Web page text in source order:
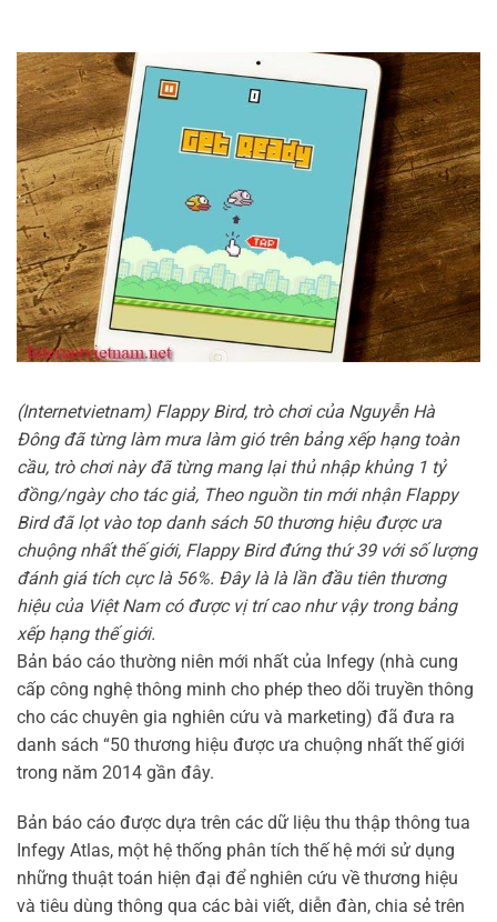
(Internetvietnam) Flappy Bird, trò chơi của Nguyễn Hà
Đông đã từng làm mưa làm gió trên bảng xếp hạng toàn
cầu, trò chơi này đã từng mang lại thủ nhập khủng 1 tỷ
đồng/ngày cho tác giả, Theo nguồn tin mới nhận Flappy
Bird đã lọt vào top danh sách 50 thương hiệu được ưa
chuộng nhất thế giới, Flappy Bird đứng thứ 39 với số lượng
đánh giá tích cực là 56%. Đây là là lần đầu tiên thương
hiệu của Việt Nam có được vị trí cao như vậy trong bảng
xếp hạng thế giới.
Bản báo cáo thường niên mới nhất của Infegy (nhà cung
cấp công nghệ thông minh cho phép theo dõi truyền thông
cho các chuyên gia nghiên cứu và marketing) đã đưa ra
danh sách “50 thương hiệu được ưa chuộng nhất thế giới
trong năm 2014 gần đây.
Bản báo cáo được dựa trên các dữ liệu thu thập thông tua
Infegy Atlas, một hệ thống phân tích thế hệ mới sử dụng
những thuật toán hiện đại để nghiên cứu về thương hiệu
và tiêu dùng thông qua các bài viết, diễn đàn, chia sẻ trên